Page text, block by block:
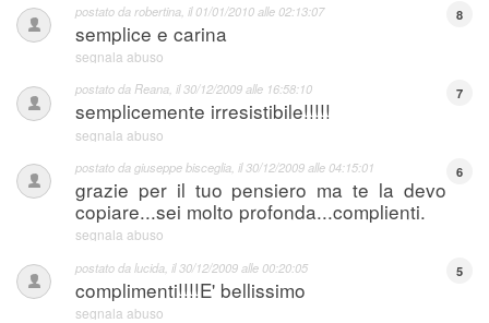
8
postato darobertina , il01/01/2010 alle 02:13:07
semplice e carina
segnala abuso
7
postato da Reana, il30/12/2009 alle 16:58:10
semplicemente irresistibile!!!!!
segnala abuso
6
postato dagiuseppe bisceglia , il30/12/2009 alle 04:15:01
grazie per il tuo pensiero ma te la devo
copiare...sei molto profonda...complienti.
segnala abuso
5
postato dalucida , il30/12/2009 alle 00:20:05
complimenti!!!!E' bellissimo
segnala abuso